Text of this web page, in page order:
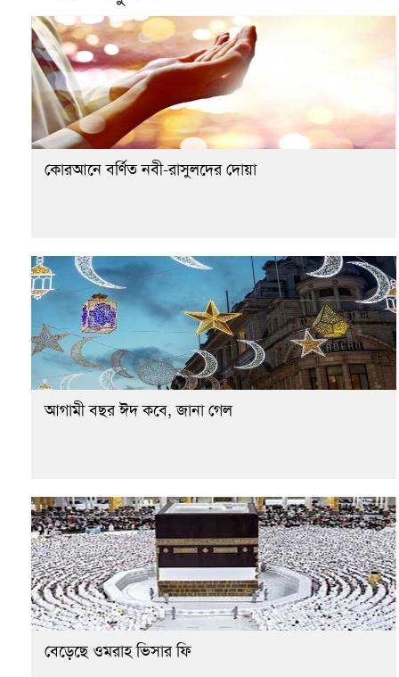
কোরআনে বর্ণিত নবী-রাসুলদের দোয়া
আগামী বছর ঈদ কবে, জানা গেল
বেড়েছে ওমরাহ ভিসার ফি